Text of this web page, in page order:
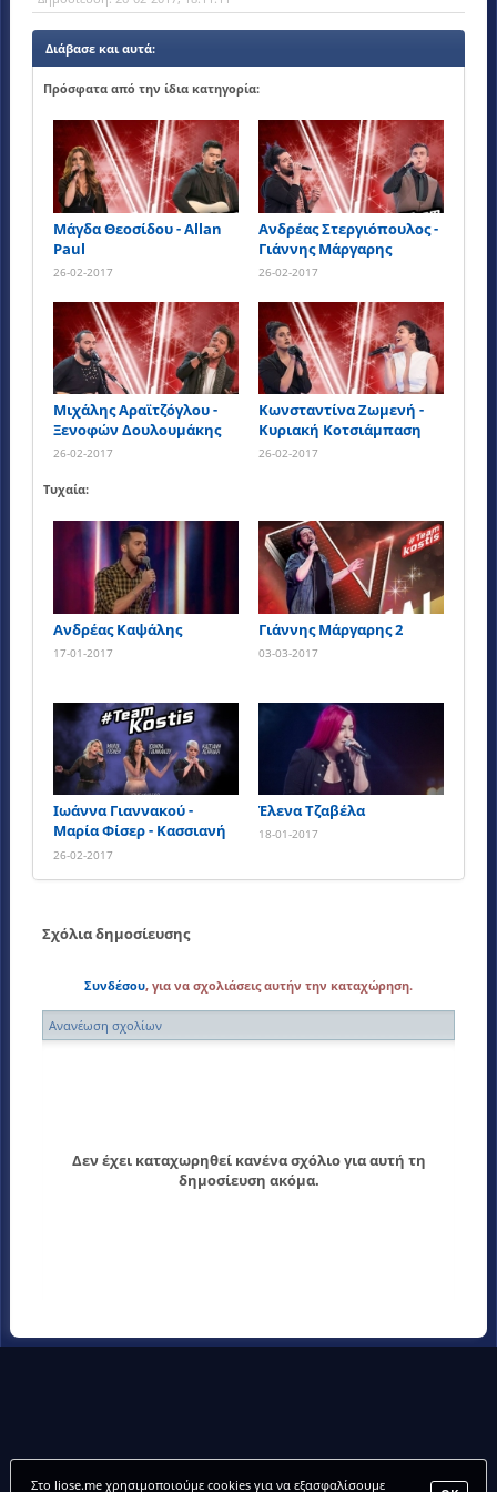
Διάβασε και αυτά:
Πρόσφατα από την ίδια κατηγορία:
Μάγδα Θεοσίδου - Allan
Paul
26-02-2017
Ανδρέας Στεργιόπουλος -
Γιάννης Μάργαρης
26-02-2017
Μιχάλης Αραϊτζόγλου -
Ξενοφών Δουλουμάκης
26-02-2017
Κωνσταντίνα Ζωμενή -
Κυριακή Κοτσιάμπαση
26-02-2017
Τυχαία:
Ανδρέας Καψάλης
17-01-2017
Γιάννης Μάργαρης 2
03-03-2017
Ιωάννα Γιαννακού -
Μαρία Φίσερ - Κασσιανή
Λειψάκη
26-02-2017
Έλενα Τζαβέλα
18-01-2017
Σχόλια δημοσίευσης
Συνδέσου, για να σχολιάσεις αυτήν την καταχώρηση.
Ανανέωση σχολίων
Δεν έχει καταχωρηθεί κανένα σχόλιο για αυτή τη
δημοσίευση ακόμα.
Στο liose.me χρησιμοποιούμε cookies για να εξασφαλίσουμε